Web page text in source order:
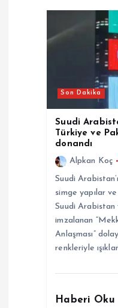
Son Dakika
Suudi
Türkiye ve
donandı
Alpkan Koç
Suudi
simge yapılar
Suudi Arabistan
imzalanan
Anlaşması”
renkleriyle
Haberi Oku